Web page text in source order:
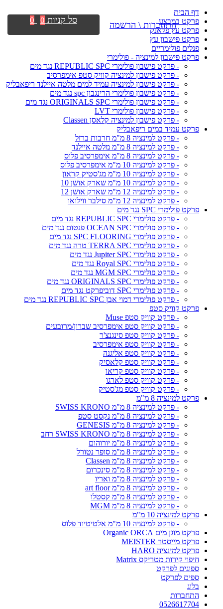
דף הבית
פרקט במבצע
פרקט עץ פלאנק
פרקט פישבון עץ
פנלים פולימריים
פרקט פישבון למינציה - פולימרי
- פרקט פישבון פולימרי REPUBLIC SPC נגד מים
- פרקט פישבון למינציה קוויק סטפ אימפרסיב
- פרקט פישבון למינציה עמיד למים מלטה איילנד ריפאבליק
- פרקט פישבון פולימרי הרינגבון spc נגד מים
- פרקט פישבון פולימרי ORIGINALS SPC נגד מים
- פרקט פישבון פולימרי LVT
- פרקט פישבון למינציה קלאסן Classen
פרקט עמיד במים ריפאבליק
- פרקט למינציה 8 מ"מ חרבות ברזל
- פרקט למינציה 8 מ"מ מלטה איילנד
- פרקט למינציה 8 מ"מ אימפרסיב פלוס
- פרקט למינציה 10 מ"מ אימפרסיב פלוס
- פרקט למינציה 10 מ"מ מג'סטיק קראון
- פרקט למינציה 10 מ"מ שארק אושן 10
- פרקט למינציה 12 מ"מ שארק אושן 12
- פרקט למינציה 12 מ"מ סילבר ווילואו
פרקט פולימרי SPC נגד מים
- פרקט פולימרי REPUBLIC SPC נגד מים
- פרקט פולימרי OCEAN SPC פנטום נגד מים
- פרקט פולימרי SPC FLOORING נגד מים
- פרקט פולימרי TERRA SPC טרה נגד מים
- פרקט פולימרי Jupiter SPC נגד מים
- פרקט פולימרי Royal SPC נגד מים
- פרקט פולימרי MGM SPC נגד מים
- פרקט פולימרי ORIGINALS SPC נגד מים
- פרקט פולימרי SPC דוביפרקט נגד מים
- פרקט פולימרי דמוי אבן REPUBLIC SPC נגד מים
פרקט קוויק סטפ
- פרקט קוויק סטפ Muse
- פרקט קוויק סטפ אימפרסיב שברון/מרובעים
- פרקט קוויק סטפ סינגנצ'ר
- פרקט קוויק סטפ אימפרסיב
- פרקט קוויק סטפ אליגנה
- פרקט קוויק סטפ קלאסיק
- פרקט קוויק סטפ קריאו
- פרקט קוויק סטפ לארגו
- פרקט קוויק סטפ מג'סטיק
פרקט למינציה 8 מ"מ
- פרקט למינציה 8 מ"מ SWISS KRONO
- פרקט למינציה 8 מ"מ נקסט סטפ
- פרקט למינציה 8 מ"מ GENESIS
- פרקט למינציה 8 מ"מ SWISS KRONO רחב
- פרקט למינציה 8 מ"מ יורוהום
- פרקט למינציה 8 מ"מ סופר נטורל
- פרקט למינציה 8 מ"מ Classen
- פרקט למינציה 8 מ"מ סינכרום
- פרקט למינציה 8 מ"מ ואריו
- פרקט למינציה 8 מ"מ art floor
- פרקט למינציה 8 מ"מ קסטלו
- פרקט למינציה 8 מ"מ MGM
פרקט למינציה 10 מ"מ
- פרקט למינציה 10 מ"מ אלטיטיוד פלוס
פרקט מוגן מים Organic ORCA
פרקט מייסטר MEISTER
פרקט למינציה HARO
חיפוי קירות מטריקס Matrix
ספוגים לפרקט
ספים לפרקט
בלוג
התחברות
0526617704
התחברות \ הרשמה סל קניות 0
0